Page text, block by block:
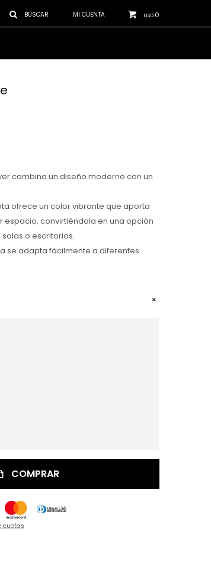
USD 0
combina un diseño moderno con un
ofrece un color vibrante que aporta
espacio, convirtiéndola en una opción
o escritorios.
se adapta fácilmente a diferentes
COMPRAR
cuotas